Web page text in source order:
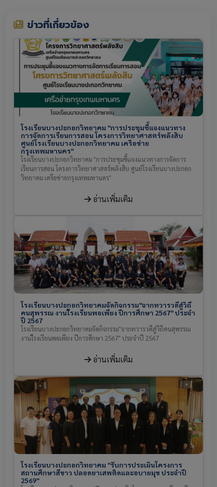
ข่าวที่เกี่ยวข้อง
โรงเรียนบางปะกอกวิทยาคม "การประชุมชี้แจงแนวทาง
การจัดการเรียนการสอน โครงการวิทยาศาสตร์พลังสิบ
ศูนย์โรงเรียนบางปะกอกวิทยาคม เครือข่าย
กรุงเทพมหานคร"
โรงเรียนบางปะกอกวิทยาคม "การประชุมชี้แจงแนวทางการจัดการ
เรียนการสอน โครงการวิทยาศาสตร์พลังสิบ ศูนย์โรงเรียนบางปะกอก
วิทยาคม เครือข่ายกรุงเทพมหานคร"
อ่านเพิ่มเติม
โรงเรียนบางปะกอกวิทยาคมจัดกิจกรรม"จากทวารวดีสู่วิถี
คนสุพรรณ งานโีรงเรียนพอเพียง ปีการศึกษา 2567" ประจำ
ปี 2567
โรงเรียนบางปะกอกวิทยาคมจัดกิจกรรม"จากทวารวดีสู่วิถีคนสุพรรณ
งานโีรงเรียนพอเพียง ปีการศึกษา 2567" ประจำปี 2567
อ่านเพิ่มเติม
โรงเรียนบางปะกอกวิทยาคม "รับการประเมินโครงการ
สถานศึกษาสีขาว ปลอดยาเสพติดและอบายมุข ประจำปี
2569"